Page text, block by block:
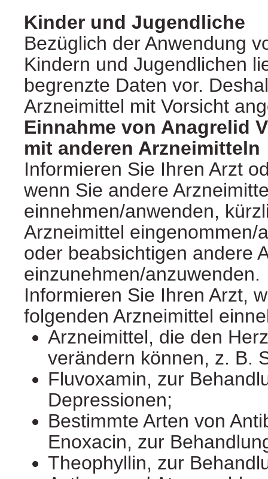
Kinder und Jugendliche
Bezüglich der Anwendung
Kindern und Jugendlichen
begrenzte Daten vor.
Arzneimittel mit Vorsicht
Einnahme von Anagrelid
mit anderen Arzneimitteln
Informieren Sie Ihren Arzt
wenn Sie andere
einnehmen/anwenden,
Arzneimittel eingenommen/
oder beabsichtigen andere
einzunehmen/anzuwenden.
Informieren Sie Ihren Arzt,
folgenden Arzneimittel
Arzneimittel, die den
verändern können, z. B.
Fluvoxamin, zur
Depressionen;
Bestimmte Arten von
Enoxacin, zur
Theophyllin, zur